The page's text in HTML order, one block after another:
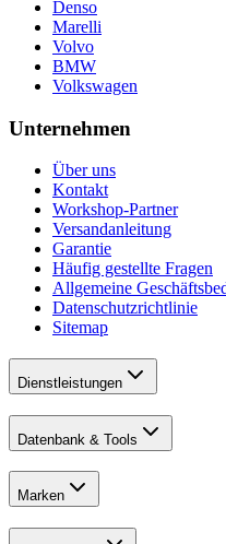
Denso
Marelli
Volvo
BMW
Volkswagen
Unternehmen
Über uns
Kontakt
Workshop-Partner
Versandanleitung
Garantie
Häufig gestellte Fragen
Allgemeine
Datenschutzrichtlinie
Sitemap
Dienstleistungen
Datenbank & Tools
Marken